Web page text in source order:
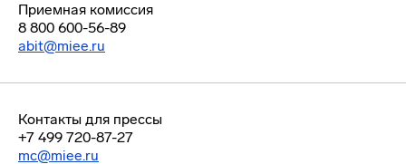
Приемная комиссия
8 800 600-56-89
abit@miee.ru
Контакты для прессы
+7 499 720-87-27
mc@miee.ru